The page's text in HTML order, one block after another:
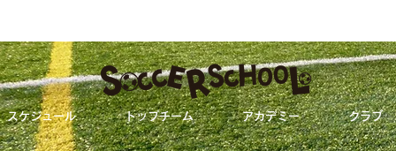
スケジュール トップチーム アカデミー クラブ
第44回全日本U-12サッカー選手権大会福岡